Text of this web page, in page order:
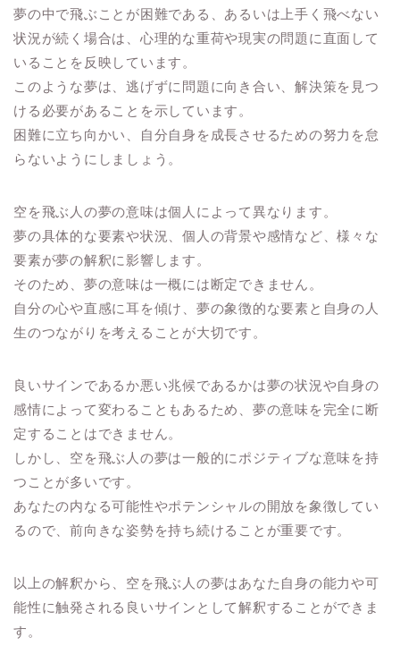
夢の中で飛ぶことが困難である、あるいは上手く飛べない
状況が続く場合は、心理的な重荷や現実の問題に直面して
いることを反映しています。
このような夢は、逃げずに問題に向き合い、解決策を見つ
ける必要があることを示しています。
困難に立ち向かい、自分自身を成長させるための努力を怠
らないようにしましょう。
空を飛ぶ人の夢の意味は個人によって異なります。
夢の具体的な要素や状況、個人の背景や感情など、様々な
要素が夢の解釈に影響します。
そのため、夢の意味は一概には断定できません。
自分の心や直感に耳を傾け、夢の象徴的な要素と自身の人
生のつながりを考えることが大切です。
良いサインであるか悪い兆候であるかは夢の状況や自身の
感情によって変わることもあるため、夢の意味を完全に断
定することはできません。
しかし、空を飛ぶ人の夢は一般的にポジティブな意味を持
つことが多いです。
あなたの内なる可能性やポテンシャルの開放を象徴してい
るので、前向きな姿勢を持ち続けることが重要です。
以上の解釈から、空を飛ぶ人の夢はあなた自身の能力や可
能性に触発される良いサインとして解釈することができま
す。